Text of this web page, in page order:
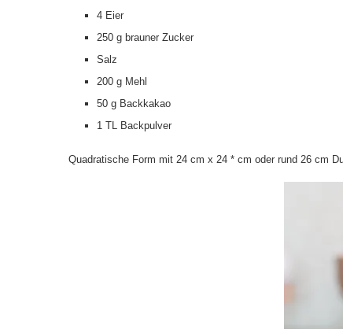
4 Eier
250 g brauner Zucker
Salz
200 g Mehl
50 g Backkakao
1 TL Backpulver
Quadratische Form mit 24 cm x 24 * cm oder rund 26 cm